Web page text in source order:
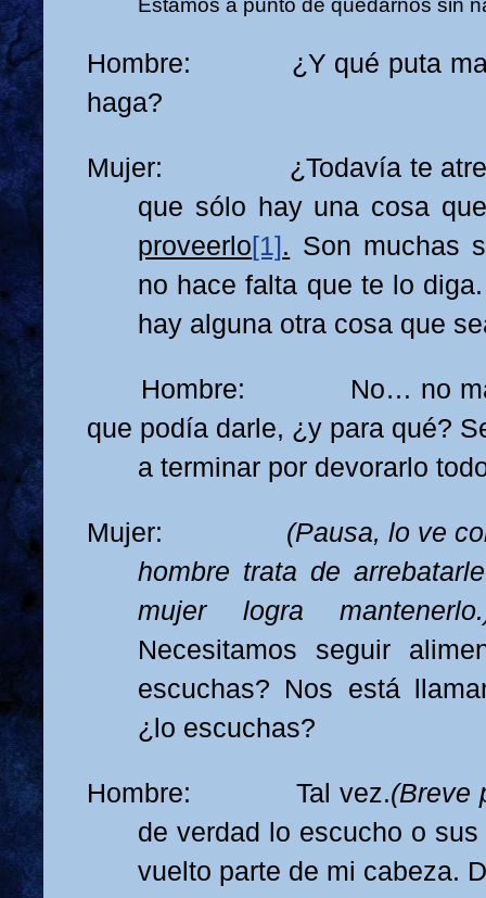
Estamos a punto de quedarnos sin
Hombre: ¿Y qué puta
haga?
Mujer: ¿Todavía te
que sólo hay una cosa
proveerlo[1] . Son muchas
no hace falta que te lo
hay alguna otra cosa que
Hombre: No… no más.
que podía darle, ¿y para qué?
a terminar por devorarlo
Mujer: (Pausa, lo ve
hombre trata de
mujer logra
Necesitamos seguir
escuchas? Nos está
¿lo escuchas?
Hombre: Tal vez.(Breve
de verdad lo escucho o
vuelto parte de mi cabeza.